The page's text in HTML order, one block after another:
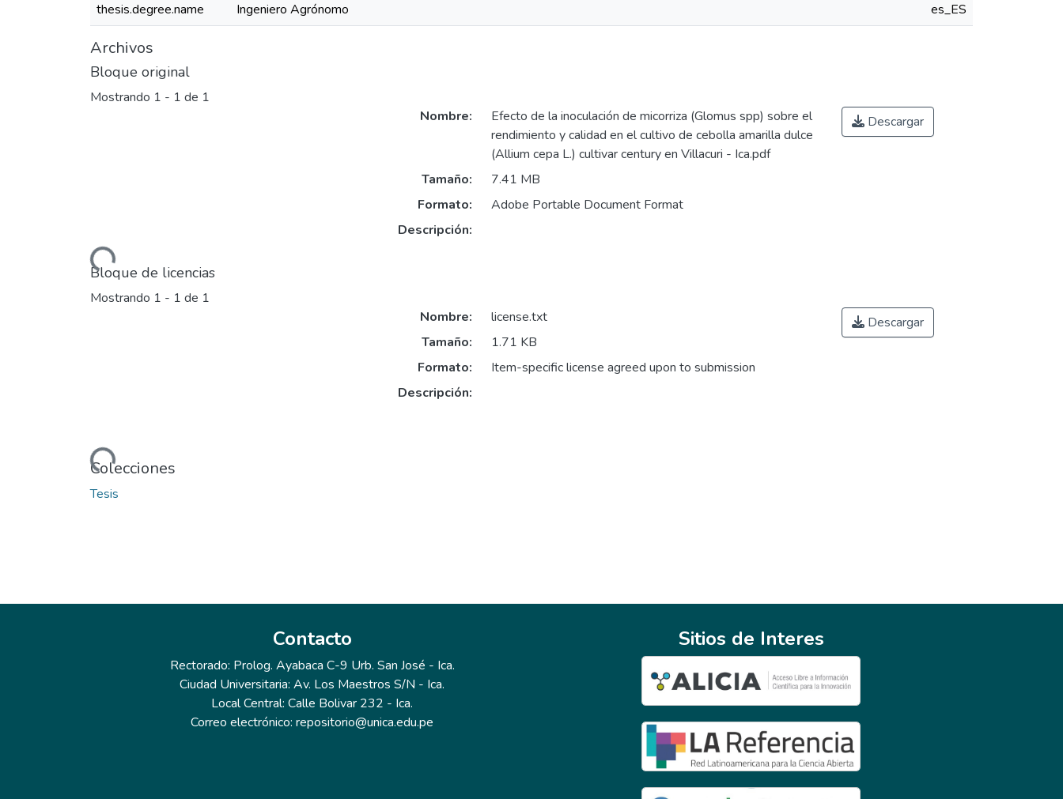
thesis.degree.name
Ingeniero Agrónomo es_ES
Archivos
Bloque original
Mostrando 1 - 1 de 1
Cargando...
Nombre:
Efecto de la inoculación de micorriza (Glomus spp) sobre el
rendimiento y calidad en el cultivo de cebolla amarilla dulce
(Allium cepa L.) cultivar century en Villacuri - Ica.pdf
Tamaño:
7.41 MB
Formato:
Adobe Portable Document Format
Descripción:
Descargar
Bloque de licencias
Mostrando 1 - 1 de 1
Cargando...
Nombre:
license.txt
Tamaño:
1.71 KB
Formato:
Item-specific license agreed upon to submission
Descripción:
Descargar
Colecciones
Tesis
Contacto
Rectorado: Prolog. Ayabaca C-9 Urb. San José - Ica.
Ciudad Universitaria: Av. Los Maestros S/N - Ica.
Local Central: Calle Bolivar 232 - Ica.
Correo electrónico: repositorio@unica.edu.pe
Sitios de Interes